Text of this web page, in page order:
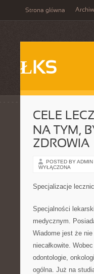
Strona główna
ŁKS
CELE
NA TYM,
ZDROWIA
POSTED BY ADMIN
WYŁĄCZONA
Specjalizacje
Specjalności
medycznym.
Wiadome jest że
niecałkowite.
odontologie,
ogólna. Już na